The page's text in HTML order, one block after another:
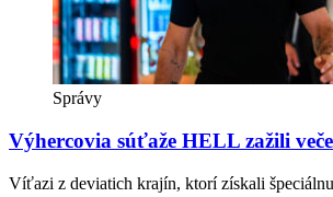
Správy
Výhercovia súťaže HELL zažili
Víťazi z deviatich krajín, ktorí získali